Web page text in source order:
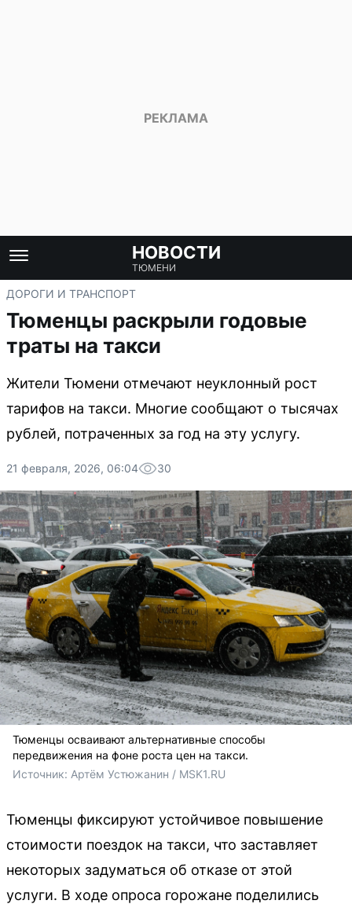
НОВОСТИ
ТЮМЕНИ
ДОРОГИ И ТРАНСПОРТ
Тюменцы раскрыли годовые
траты на такси
Жители Тюмени отмечают неуклонный рост
тарифов на такси. Многие сообщают о тысячах
рублей, потраченных за год на эту услугу.
21 февраля, 2026, 06:04 30
Тюменцы осваивают альтернативные способы
передвижения на фоне роста цен на такси.
Источник: Артём Устюжанин / MSK1.RU
Тюменцы фиксируют устойчивое повышение
стоимости поездок на такси, что заставляет
некоторых задуматься об отказе от этой
услуги. В ходе опроса горожане поделились